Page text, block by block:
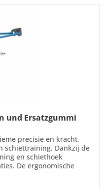
und Ersatzgummi
precisie en kracht,
schiettraining. Dankzij de
en schiethoek
De ergonomische